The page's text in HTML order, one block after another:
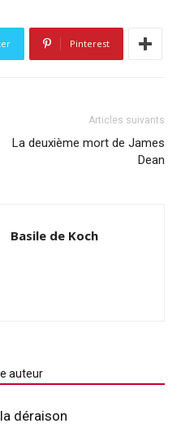
Pinterest
Articles suivants
La deuxième mort de James
Dean
Basile de Koch
auteur
déraison